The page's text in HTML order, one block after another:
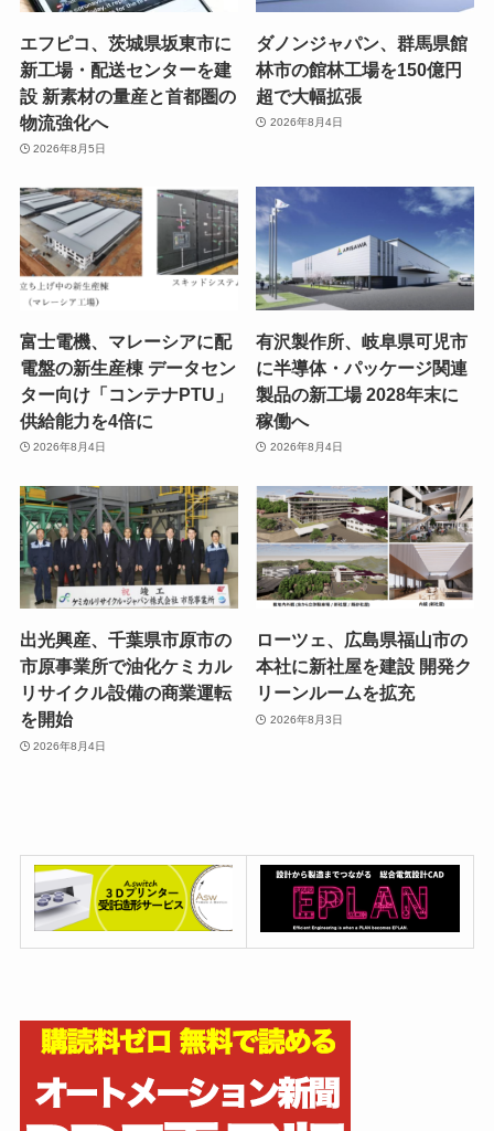
エフピコ、茨城県坂東市に
新工場・配送センターを建
設 新素材の量産と首都圏の
物流強化へ
2026年8月5日
ダノンジャパン、群馬県館
林市の館林工場を150億円
超で大幅拡張
2026年8月4日
富士電機、マレーシアに配
電盤の新生産棟 データセン
ター向け「コンテナPTU」
供給能力を4倍に
2026年8月4日
有沢製作所、岐阜県可児市
に半導体・パッケージ関連
製品の新工場 2028年末に
稼働へ
2026年8月4日
出光興産、千葉県市原市の
市原事業所で油化ケミカル
リサイクル設備の商業運転
を開始
2026年8月4日
ローツェ、広島県福山市の
本社に新社屋を建設 開発ク
リーンルームを拡充
2026年8月3日